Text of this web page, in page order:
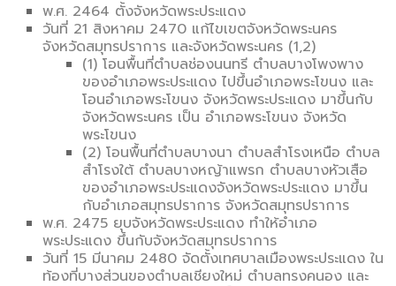
พ.ศ. 2464 ตั้งจังหวัดพระประแดง
วันที่ 21 สิงหาคม 2470 แก้ไขเขตจังหวัดพระนคร
จังหวัดสมุทรปราการ และจังหวัดพระนคร (1,2)
(1) โอนพื้นที่ตำบลช่องนนทรี ตำบลบางโพงพาง
ของอำเภอพระประแดง ไปขึ้นอำเภอพระโขนง และ
โอนอำเภอพระโขนง จังหวัดพระประแดง มาขึ้นกับ
จังหวัดพระนคร เป็น อำเภอพระโขนง จังหวัด
พระโขนง
(2) โอนพื้นที่ตำบลบางนา ตำบลสำโรงเหนือ ตำบล
สำโรงใต้ ตำบลบางหญ้าแพรก ตำบลบางหัวเสือ
ของอำเภอพระประแดงจังหวัดพระประแดง มาขึ้น
กับอำเภอสมุทรปราการ จังหวัดสมุทรปราการ
พ.ศ. 2475 ยุบจังหวัดพระประแดง ทำให้อำเภอ
พระประแดง ขึ้นกับจังหวัดสมุทรปราการ
วันที่ 15 มีนาคม 2480 จัดตั้งเทศบาลเมืองพระประแดง ใน
ท้องที่บางส่วนของตำบลเชียงใหม่ ตำบลทรงคนอง และ